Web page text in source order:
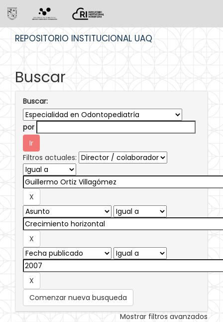
REPOSITORIO INSTITUCIONAL UAQ
Buscar
Buscar:
por
Filtros actuales:
Comenzar nueva busqueda
Mostrar filtros avanzados